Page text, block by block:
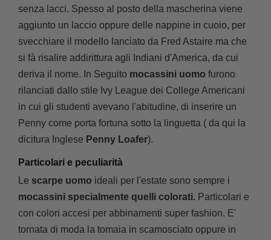
senza lacci. Spesso al posto della mascherina viene
aggiunto un laccio oppure delle nappine in cuoio, per
svecchiare il modello lanciato da Fred Astaire ma che
si fà risalire addirittura agli Indiani d'America, da cui
deriva il nome. In Seguito mocassini uomo furono
rilanciati dallo stile Ivy League dei College Americani
in cui gli studenti avevano l'abitudine, di inserire un
Penny come porta fortuna sotto la linguetta ( da qui la
dicitura Inglese Penny Loafer).
Particolari e peculiarità
Le scarpe uomo ideali per l'estate sono sempre i
mocassini specialmente quelli colorati. Particolari e
con colori accesi per abbinamenti super fashion. E'
tornata di moda la tomaia in scamosciato oppure in